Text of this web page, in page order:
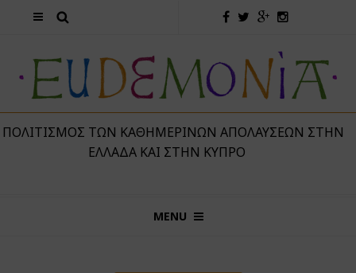
ΤΩΝ ΚΑΘΗΜΕΡΙΝΏΝ ΑΠΟΛΑΎΣΕΩΝ ΣΤΗΝ
ΕΛΛΆΔΑ ΚΑΙ ΣΤΗΝ ΚΎΠΡΟ
MENU